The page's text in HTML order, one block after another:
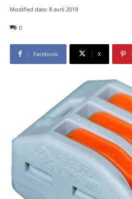
Modified date: 8 avril 2019
0
Facebook X